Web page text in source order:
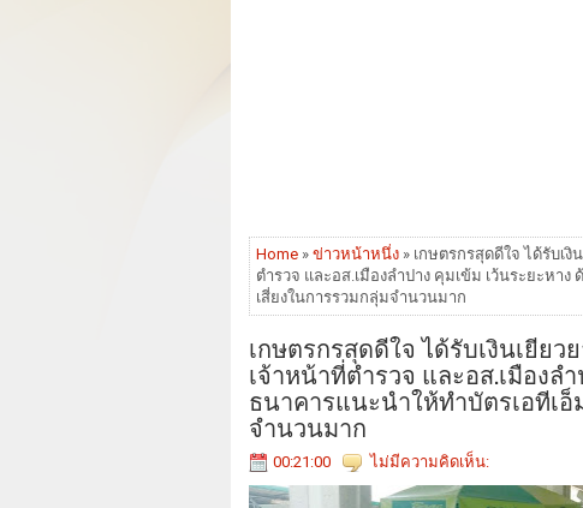
Home » ข่าวหน้าหนึ่ง » เกษตรกรสุดดีใจ ได้รับเ
ตำรวจ และอส.เมืองลำปาง คุมเข้ม เว้นระยะหา
เสี่ยงในการรวมกลุ่มจำนวนมาก
เกษตรกรสุดดีใจ ได้รับเงินเยียว
เจ้าหน้าที่ตำรวจ และอส.เมืองล
ธนาคารแนะนำให้ทำบัตรเอทีเ
จำนวนมาก
00:21:00 ไม่มีความคิดเห็น: